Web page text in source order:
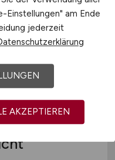
d)im
Einstellungen" am Ende
jederzeit
AKZEPTIEREN